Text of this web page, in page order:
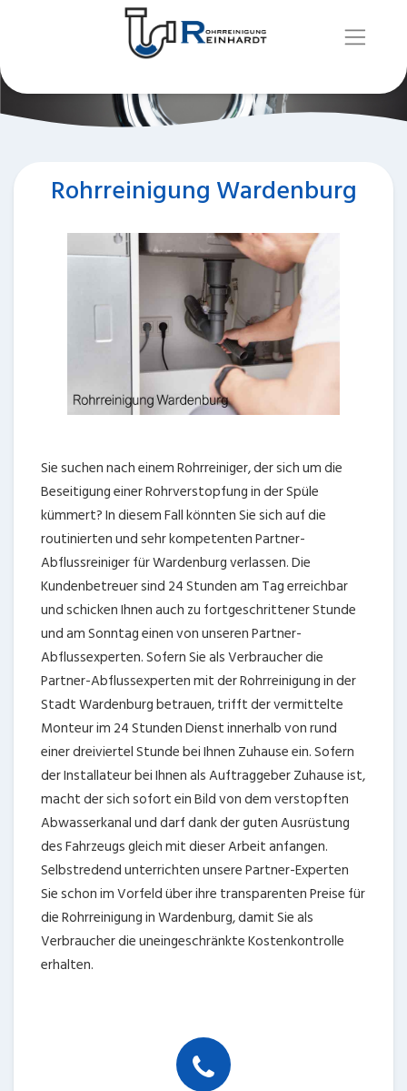
Rohrreinigung Wardenburg
Sie suchen nach einem Rohrreiniger, der sich um die
Beseitigung einer Rohrverstopfung in der Spüle
kümmert? In diesem Fall könnten Sie sich auf die
routinierten und sehr kompetenten Partner-
Abflussreiniger für Wardenburg verlassen. Die
Kundenbetreuer sind 24 Stunden am Tag erreichbar
und schicken Ihnen auch zu fortgeschrittener Stunde
und am Sonntag einen von unseren Partner-
Abflussexperten. Sofern Sie als Verbraucher die
Partner-Abflussexperten mit der Rohrreinigung in der
Stadt Wardenburg betrauen, trifft der vermittelte
Monteur im 24 Stunden Dienst innerhalb von rund
einer dreiviertel Stunde bei Ihnen Zuhause ein. Sofern
der Installateur bei Ihnen als Auftraggeber Zuhause ist,
macht der sich sofort ein Bild von dem verstopften
Abwasserkanal und darf dank der guten Ausrüstung
des Fahrzeugs gleich mit dieser Arbeit anfangen.
Selbstredend unterrichten unsere Partner-Experten
Sie schon im Vorfeld über ihre transparenten Preise für
die Rohrreinigung in Wardenburg, damit Sie als
Verbraucher die uneingeschränkte Kostenkontrolle
erhalten.